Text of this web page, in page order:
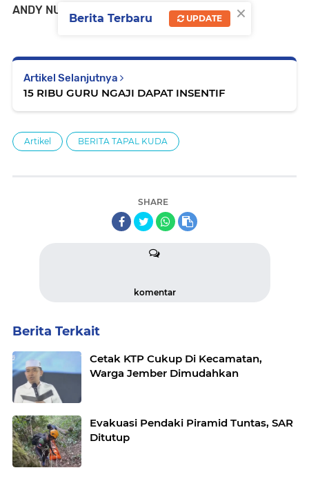
ANDY NURCHOLIS, JTV .
Artikel Selanjutnya
15 RIBU GURU NGAJI DAPAT INSENTIF
Artikel BERITA TAPAL KUDA
SHARE
komentar
Berita Terkait
Cetak KTP Cukup Di Kecamatan,
Warga Jember Dimudahkan
Evakuasi Pendaki Piramid Tuntas, SAR
Ditutup
×
Berita Terbaru UPDATE